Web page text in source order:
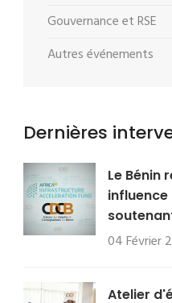
Gouvernance et RSE
Autres événements
Dernières
Le Bénin
04 Février
Atelier